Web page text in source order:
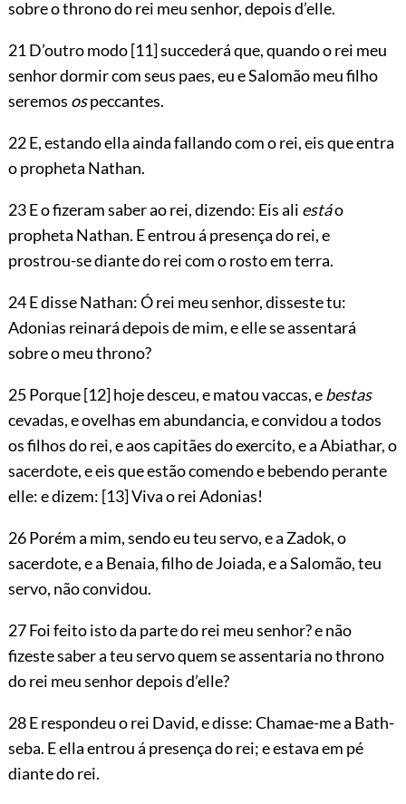
sobre o throno do rei meu senhor, depois d’elle.
21 D’outro modo[11]succederá que, quando o rei meu
senhor dormir com seus paes, eu e Salomão meu filho
seremos ospeccantes.
22 E, estando ella ainda fallando com o rei, eis que entra
o propheta Nathan.
23 E o fizeram saber ao rei, dizendo: Eis ali estáo
propheta Nathan. E entrou á presença do rei, e
prostrou-se diante do rei com o rosto em terra.
24 E disse Nathan: Ó rei meu senhor, disseste tu:
Adonias reinará depois de mim, e elle se assentará
sobre o meu throno?
25 Porque[12]hoje desceu, e matou vaccas, ebestas
cevadas, e ovelhas em abundancia, e convidou a todos
os filhos do rei, e aos capitães do exercito, e a Abiathar, o
sacerdote, e eis que estão comendo e bebendo perante
elle: e dizem: [13]Viva o rei Adonias!
26 Porém a mim, sendo eu teu servo, e a Zadok, o
sacerdote, e a Benaia, filho de Joiada, e a Salomão, teu
servo, não convidou.
27 Foi feito isto da parte do rei meu senhor? e não
fizeste saber a teu servo quem se assentaria no throno
do rei meu senhor depois d’elle?
28 E respondeu o rei David, e disse: Chamae-me a Bath-
seba. E ella entrou á presença do rei; e estava em pé
diante do rei.